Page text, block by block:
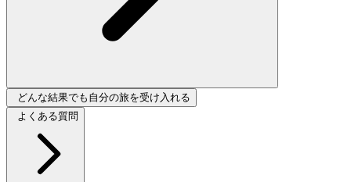
どんな結果でも自分の旅を受け入れる
よくある質問